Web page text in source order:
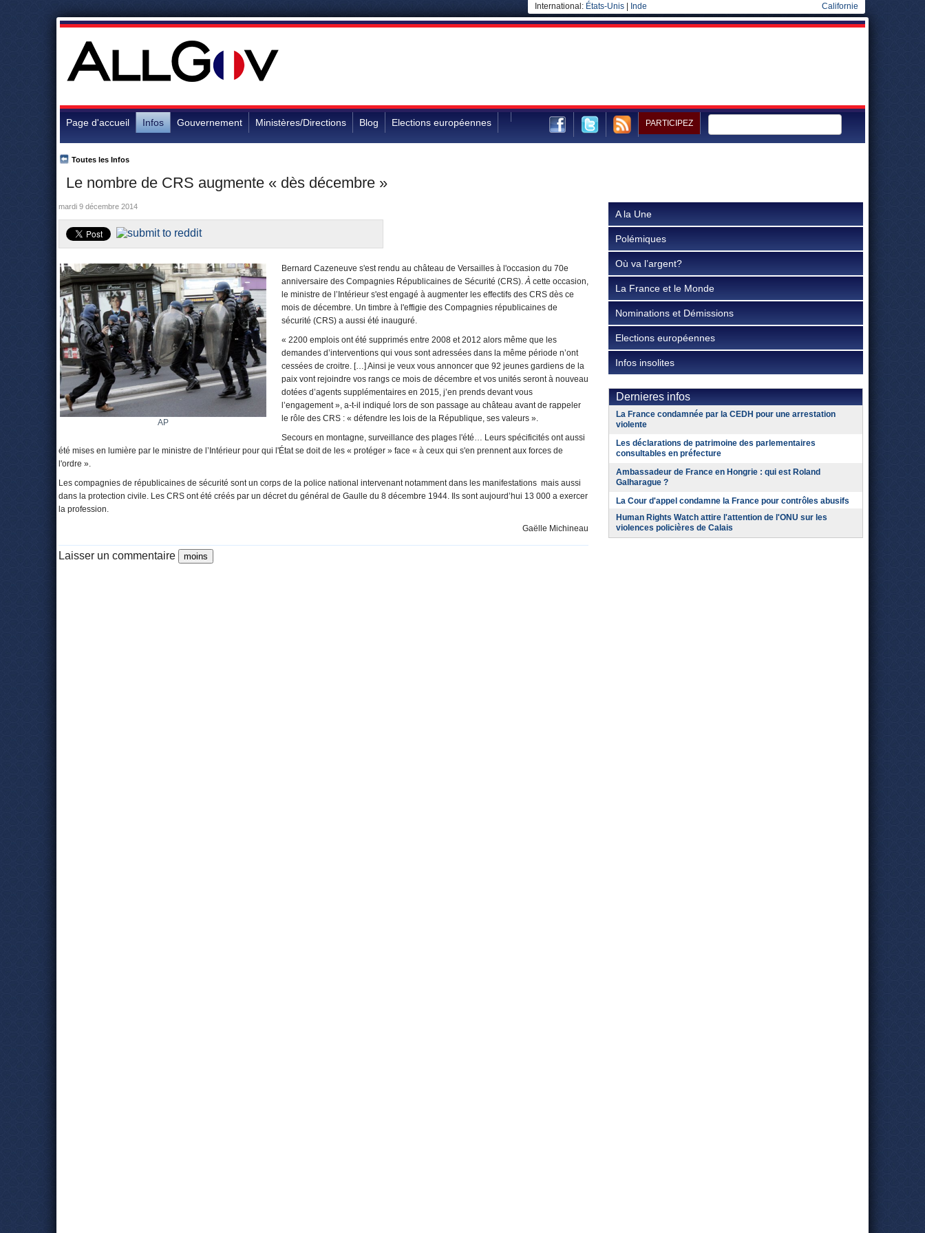
International: États-Unis Inde Californie
Page d'accueil Infos Gouvernement Ministères/Directions Blog Elections européennes PARTICIPEZ
Le nombre de CRS augmente « dès décembre »
Toutes les Infos
mardi 9 décembre 2014
AP
Bernard Cazeneuve s'est rendu au château de Versailles à l'occasion du 70e
anniversaire des Compagnies Républicaines de Sécurité (CRS).À cette occasion,
le ministre de l’Intérieur s'est engagé à augmenter les effectifs des CRS dès ce
mois de décembre. Un timbre à l'effigie des Compagnies républicaines de
sécurité (CRS) a aussi été inauguré.
« 2200 emplois ont été supprimés entre 2008 et 2012 alors même que les
demandes d’interventions qui vous sont adressées dans la même période n’ont
cessées de croitre. […] Ainsi je veux vous annoncer que 92 jeunes gardiens de la
paix vont rejoindre vos rangs ce mois de décembre et vos unités seront à nouveau
dotées d’agents supplémentaires en 2015, j’en prends devant vous
l’engagement », a-t-il indiqué lors de son passage au château avant de rappeler
le rôle des CRS : « défendre les lois de la République, ses valeurs ».
Secours en montagne, surveillance des plages l'été… Leurs spécificités ont aussi
été mises en lumière par le ministre de l’Intérieur pour qui l'État se doit de les « protéger » face « à ceux qui s'en prennent aux forces de
l'ordre ».
Les compagnies de républicaines de sécurité sont un corps de la police national intervenant notamment dans les manifestations mais aussi
dans la protection civile. Les CRS ont été créés par un décret du général de Gaulle du 8 décembre 1944. Ils sont aujourd’hui 13 000 a exercer
la profession.
Gaëlle Michineau
Laisser un commentaire
A la Une
Polémiques
Où va l’argent?
La France et le Monde
Nominations et Démissions
Elections européennes
Infos insolites
Dernieres infos
La France condamnée par la CEDH pour une arrestation
violente
Les déclarations de patrimoine des parlementaires
consultables en préfecture
Ambassadeur de France en Hongrie : qui est Roland
Galharague ?
La Cour d'appel condamne la France pour contrôles abusifs
Human Rights Watch attire l'attention de l'ONU sur les
violences policières de Calais